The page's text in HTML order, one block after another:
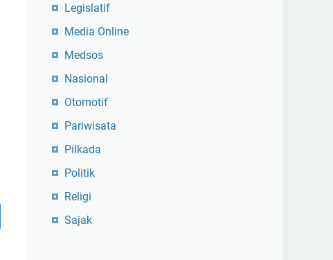
Legislatif
Media Online
Medsos
Nasional
Otomotif
Pariwisata
Pilkada
Politik
Religi
Sajak